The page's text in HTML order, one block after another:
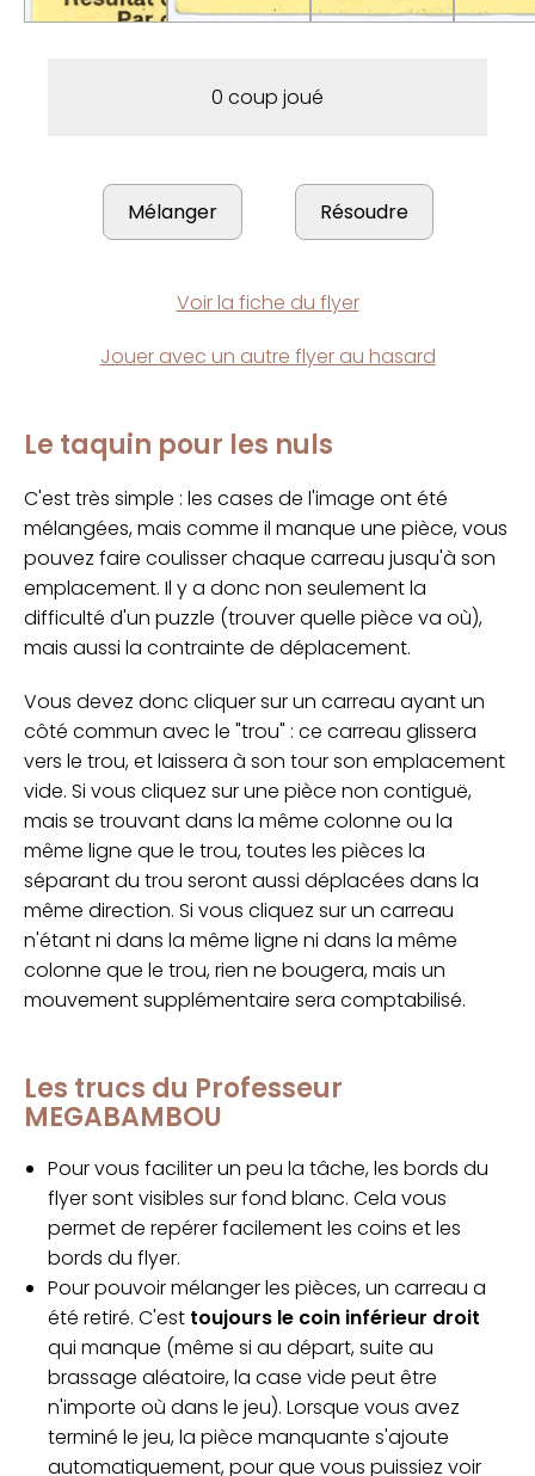
0 coup joué
Voir la fiche du flyer
Jouer avec un autre flyer au hasard
Le taquin pour les nuls
C'est très simple : les cases de l'image ont été
mélangées, mais comme il manque une pièce, vous
pouvez faire coulisser chaque carreau jusqu'à son
emplacement. Il y a donc non seulement la
difficulté d'un puzzle (trouver quelle pièce va où),
mais aussi la contrainte de déplacement.
Vous devez donc cliquer sur un carreau ayant un
côté commun avec le "trou" : ce carreau glissera
vers le trou, et laissera à son tour son emplacement
vide. Si vous cliquez sur une pièce non contiguë,
mais se trouvant dans la même colonne ou la
même ligne que le trou, toutes les pièces la
séparant du trou seront aussi déplacées dans la
même direction. Si vous cliquez sur un carreau
n'étant ni dans la même ligne ni dans la même
colonne que le trou, rien ne bougera, mais un
mouvement supplémentaire sera comptabilisé.
Les trucs du Professeur
MEGABAMBOU
Pour vous faciliter un peu la tâche, les bords du
flyer sont visibles sur fond blanc. Cela vous
permet de repérer facilement les coins et les
bords du flyer.
Pour pouvoir mélanger les pièces, un carreau a
été retiré. C'est toujours le coin inférieur droit
qui manque (même si au départ, suite au
brassage aléatoire, la case vide peut être
n'importe où dans le jeu). Lorsque vous avez
terminé le jeu, la pièce manquante s'ajoute
automatiquement, pour que vous puissiez voir